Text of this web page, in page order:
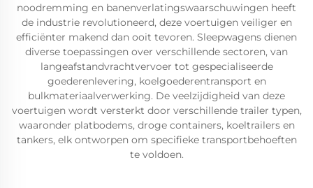
noodremming en banenverlatingswaarschuwingen heeft
de industrie revolutioneerd, deze voertuigen veiliger en
efficiënter makend dan ooit tevoren. Sleepwagens dienen
diverse toepassingen over verschillende sectoren, van
langeafstandvrachtvervoer tot gespecialiseerde
goederenlevering, koelgoederentransport en
bulkmateriaalverwerking. De veelzijdigheid van deze
voertuigen wordt versterkt door verschillende trailer typen,
waaronder platbodems, droge containers, koeltrailers en
tankers, elk ontworpen om specifieke transportbehoeften
te voldoen.